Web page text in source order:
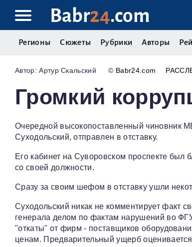
Babr24.com
Регионы Сюжеты Рубрики Авторы
Артур Скальский © Babr24.com
Громкий
Очередной высокопоставленный чиновник
Суходольский, отправлен в отставку.
Его кабинет на Суворовском проспекте был
со своей должности.
Сразу за своим шефом в отставку ушли
Суходольский никак не комментирует факт
генерала делом по фактам нарушений во
"откаты" от фирм - поставщиков
ценам. Предварительный ущерб